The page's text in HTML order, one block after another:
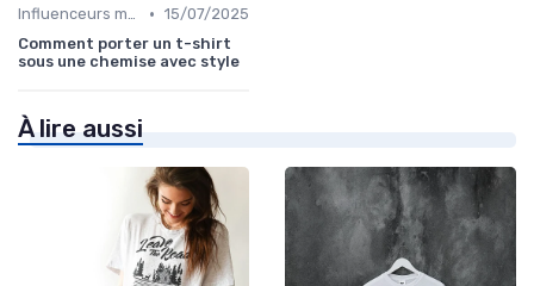
Influenceurs mode • 15/07/2025
Comment porter un t-shirt
sous une chemise avec style
À lire aussi